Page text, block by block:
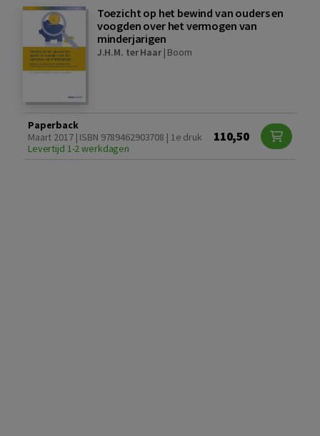
Toezicht op het bewind van ouders en
voogden over het vermogen van
minderjarigen
J.H.M. ter Haar| Boom
Paperback
Maart 2017 | ISBN 9789462903708 | 1e druk
Levertijd 1-2 werkdagen
110,50